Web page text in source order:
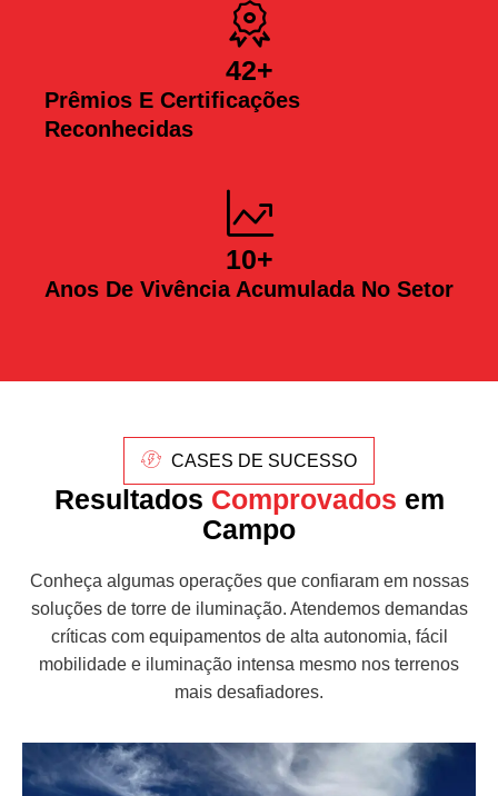
Prêmios E Certificações
Reconhecidas
42+
Anos De Vivência Acumulada No Setor
10+
CASES DE SUCESSO
Resultados Comprovados em
Campo
Conheça algumas operações que confiaram em nossas
soluções de torre de iluminação. Atendemos demandas
críticas com equipamentos de alta autonomia, fácil
mobilidade e iluminação intensa mesmo nos terrenos
mais desafiadores.